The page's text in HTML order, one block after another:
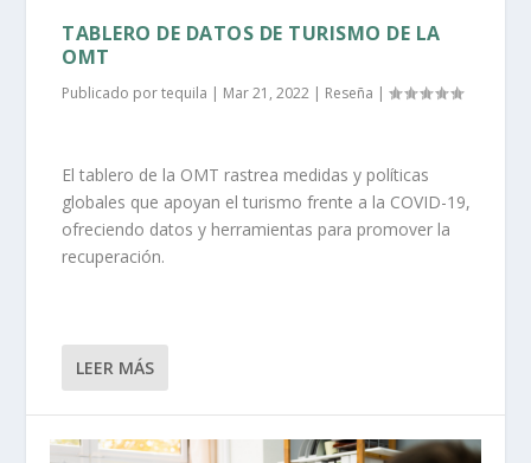
TABLERO DE DATOS DE TURISMO DE LA
OMT
Publicado portequila | Mar 21, 2022 | Reseña |
El tablero de la OMT rastrea medidas y políticas
globales que apoyan el turismo frente a la COVID-19,
ofreciendo datos y herramientas para promover la
recuperación.
LEER MÁS